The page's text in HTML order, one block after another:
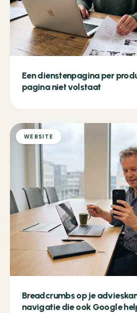
Een dienstenpagina per
pagina niet volstaat
WEBSITE
Breadcrumbs op je
navigatie die ook Google